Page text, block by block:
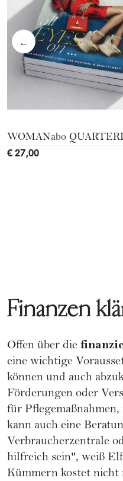
←
WOMANabo
€ 27,00
Finanzen
Offen über die
eine wichtige
können und auch
Förderungen oder
für
kann auch eine
Verbraucherzentrale
hilfreich sein", weiß
Kümmern kostet